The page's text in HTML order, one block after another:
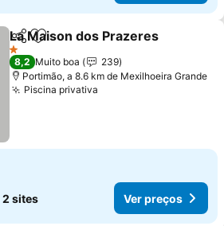
PartilharAdicionar aos favoritos
La Maison dos Prazeres
1 Estrelas
8,2 Muito boa
239
Portimão, a 8.6 km de Mexilhoeira Grande
Piscina privativa
2 sites Ver preços